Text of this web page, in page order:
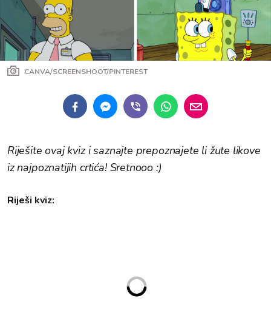
CANVA/SCREENSHOOT/PINTEREST
Riješite ovaj kviz i saznajte prepoznajete li žute likove
iz najpoznatijih crtića! Sretnooo :)
Riješi kviz: